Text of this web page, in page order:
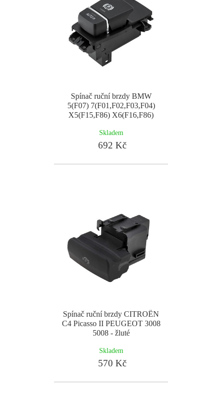
Spínač ruční brzdy BMW
5(F07) 7(F01,F02,F03,F04)
X5(F15,F86) X6(F16,F86)
Skladem
692 Kč
Spínač ruční brzdy CITROËN
C4 Picasso II PEUGEOT 3008
5008 - žluté
Skladem
570 Kč